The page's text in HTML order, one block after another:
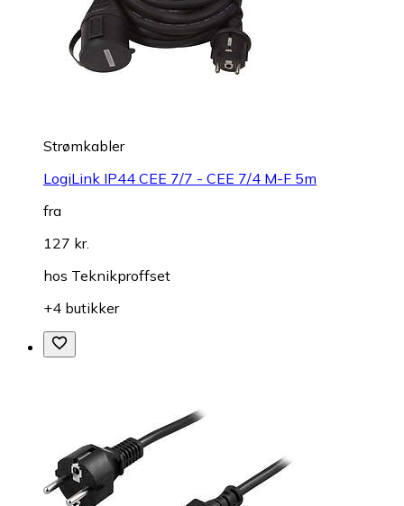
Strømkabler
LogiLink IP44 CEE 7/7 - CEE 7/4 M-F 5m
fra
127 kr.
hos Teknikproffset
+4 butikker